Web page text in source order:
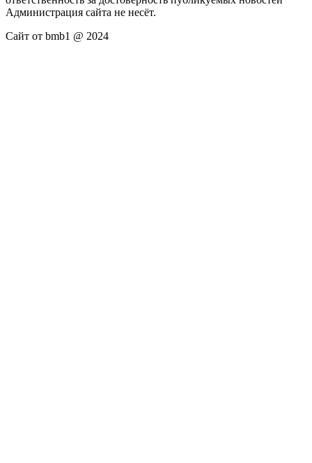
Администрация сайта не несёт.
Сайт от bmb1 @ 2024